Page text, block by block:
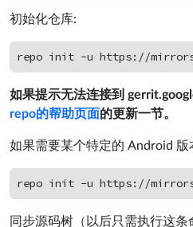
初始化仓库:
如果提示无法连接到
repo的帮助页面的更新一节。
如果需要某个特定的 Android 版
同步源码树（以后只需执行这条